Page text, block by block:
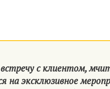
с клиентом,
на эксклюзивное